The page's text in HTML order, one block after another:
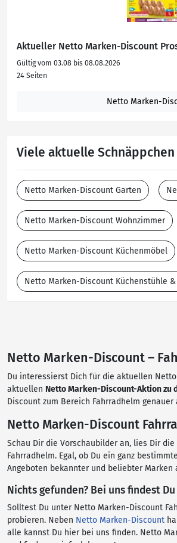
Aktueller Netto Marken-Discount
Gültig vom 03.08 bis 08.08.2026
24 Seiten
Netto Marken-
Viele aktuelle
Netto Marken-Discount Garten
Netto Marken-Discount Wohnzimmer
Netto Marken-Discount Küchenmöbel
Netto Marken-Discount Küchenstühle
Netto Marken-Discount –
Du interessierst Dich für die aktuellen
aktuellen Netto Marken-Discount-Aktion zu
Discount zum Bereich Fahrradhelm
Netto Marken-Discount
Schau Dir die Vorschaubilder an, lies Dir
Fahrradhelm. Egal, ob Du ein ganz
Angeboten bekannter und beliebter Marken
Nichts gefunden? Bei uns findest
Solltest Du unter Netto Marken-Discount
probieren. Neben Netto Marken-Discount
alle kannst Du hier bei uns finden. Netto